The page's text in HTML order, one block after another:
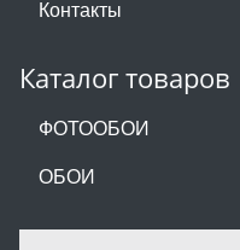
Контакты
Каталог товаров
ФОТООБОИ
ОБОИ